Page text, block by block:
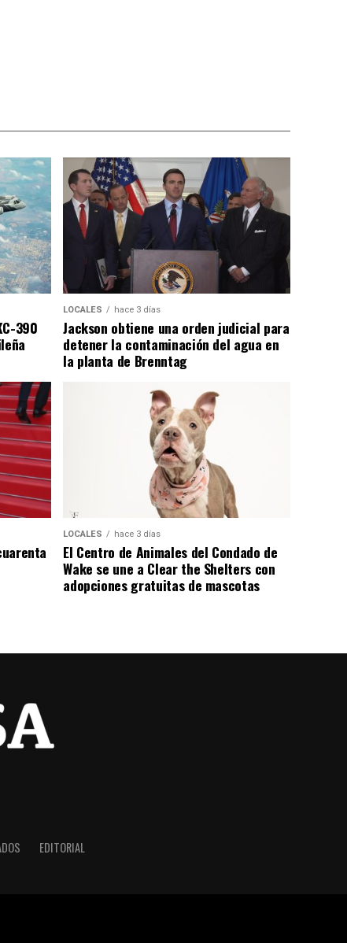
390
LOCALES hace 3 días
Jackson obtiene una orden judicial para
detener la contaminación del agua en
la planta de Brenntag
LOCALES hace 3 días
El Centro de Animales del Condado de
Wake se une a Clear the Shelters con
adopciones gratuitas de mascotas
EDITORIAL